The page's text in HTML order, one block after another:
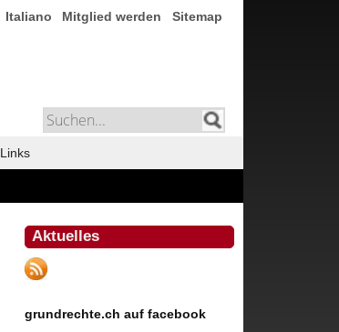
Italiano Mitglied werden Sitemap
Links
Aktuelles
grundrechte.ch auf facebook